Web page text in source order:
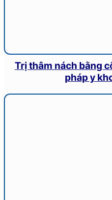
Trị thâm nách bằng
pháp y